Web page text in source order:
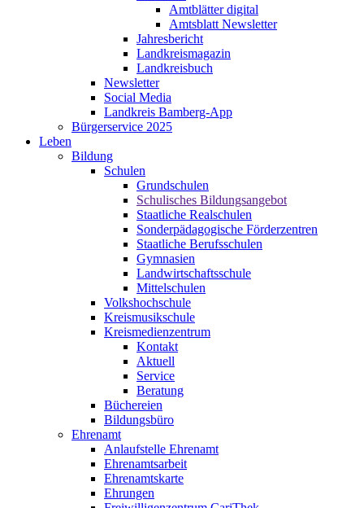
Amtblätter digital
Amtsblatt Newsletter
Jahresbericht
Landkreismagazin
Landkreisbuch
Newsletter
Social Media
Landkreis Bamberg-App
Bürgerservice 2025
Leben
Bildung
Schulen
Grundschulen
Schulisches Bildungsangebot
Staatliche Realschulen
Sonderpädagogische Förderzentren
Staatliche Berufsschulen
Gymnasien
Landwirtschaftsschule
Mittelschulen
Volkshochschule
Kreismusikschule
Kreismedienzentrum
Kontakt
Aktuell
Service
Beratung
Büchereien
Bildungsbüro
Ehrenamt
Anlaufstelle Ehrenamt
Ehrenamtsarbeit
Ehrenamtskarte
Ehrungen